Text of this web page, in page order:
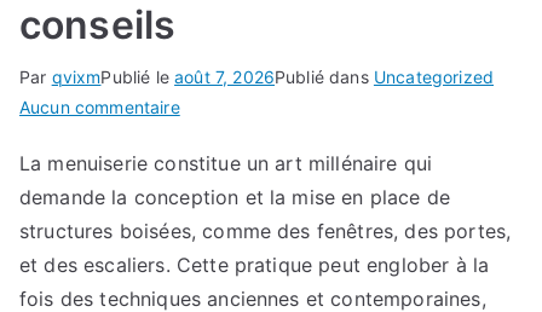
conseils
Par qvixmPublié leaoût 7, 2026Publié dans Uncategorized
Aucun commentairesur
de
pièces
antiques
:
méthodes
La menuiserie constitue un art millénaire qui
demande la conception et la mise en place de
structures boisées, comme des fenêtres, des portes,
et des escaliers. Cette pratique peut englober à la
fois des techniques anciennes et contemporaines,